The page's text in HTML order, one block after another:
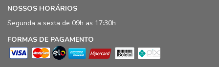
NOSSOS HORÁRIOS
Segunda a sexta de 09h as 17:30h
FORMAS DE PAGAMENTO